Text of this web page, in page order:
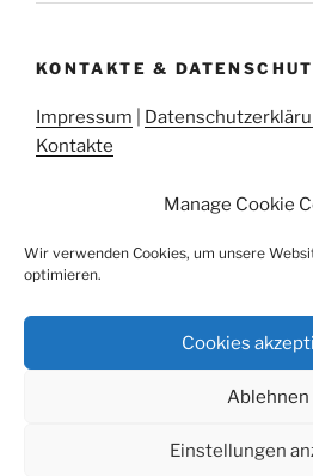
Manage Cookie
Wir verwenden Cookies, um unsere
optimieren.
Cookies
Ablehnen
Einstellungen
KONTAKTE &
Impressum
Kontakte
Sie sind hier:Castelli«Arcevia«
Die
Die
Datenschutzerklärung Stolz